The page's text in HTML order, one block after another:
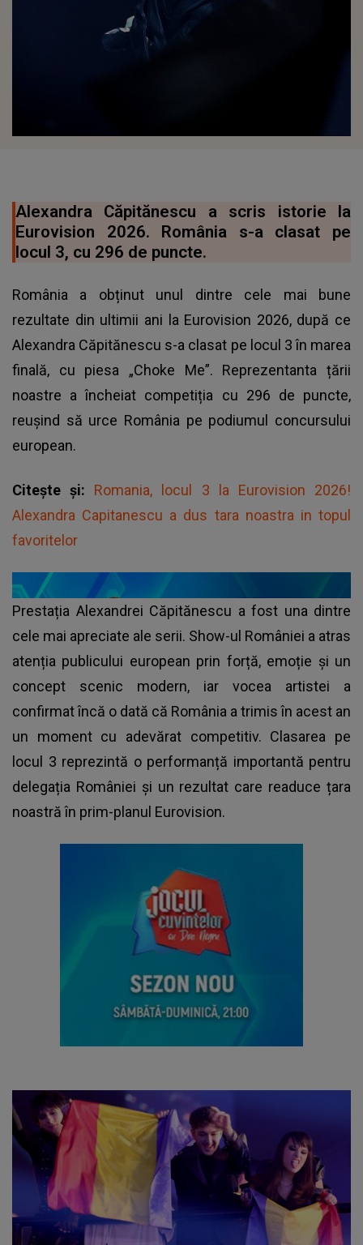
Alexandra Căpitănescu a scris istorie la
Eurovision 2026. România s-a clasat pe
locul 3, cu 296 de puncte.
România a obținut unul dintre cele mai bune
rezultate din ultimii ani la Eurovision 2026, după ce
Alexandra Căpitănescu s-a clasat pe locul 3 în marea
finală, cu piesa „Choke Me”. Reprezentanta țării
noastre a încheiat competiția cu 296 de puncte,
reușind să urce România pe podiumul concursului
european.
Citește și: Romania, locul 3 la Eurovision 2026!
Alexandra Capitanescu a dus tara noastra in topul
favoritelor
Prestația Alexandrei Căpitănescu a fost una dintre
cele mai apreciate ale serii. Show-ul României a atras
atenția publicului european prin forță, emoție și un
concept scenic modern, iar vocea artistei a
confirmat încă o dată că România a trimis în acest an
un moment cu adevărat competitiv. Clasarea pe
locul 3 reprezintă o performanță importantă pentru
delegația României și un rezultat care readuce țara
noastră în prim-planul Eurovision.